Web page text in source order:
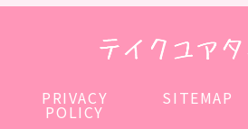
PRIVACY
POLICY
SITEMAP